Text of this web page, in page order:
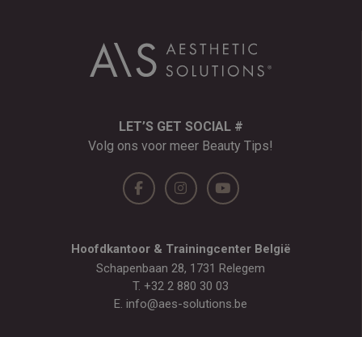
LET’S GET SOCIAL #
Volg ons voor meer Beauty Tips!
Hoofdkantoor & Trainingcenter België
Schapenbaan 28, 1731 Relegem
T. +32 2 880 30 03
E. info@aes-solutions.be